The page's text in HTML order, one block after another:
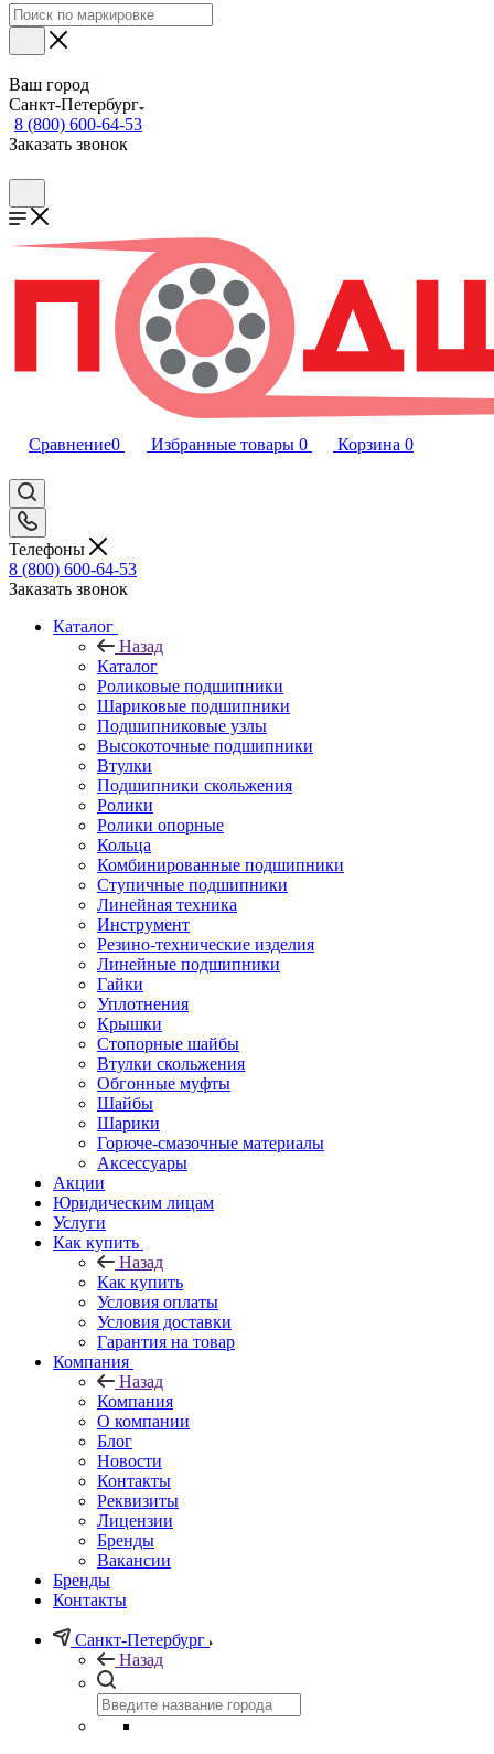
Ваш город
Санкт-Петербург
8 (800) 600-64-53
Заказать звонок
Сравнение0 Избранные товары 0 Корзина 0
Телефоны
8 (800) 600-64-53
Заказать звонок
Каталог
Назад
Каталог
Роликовые подшипники
Шариковые подшипники
Подшипниковые узлы
Высокоточные подшипники
Втулки
Подшипники скольжения
Ролики
Ролики опорные
Кольца
Комбинированные подшипники
Ступичные подшипники
Линейная техника
Инструмент
Резино-технические изделия
Линейные подшипники
Гайки
Уплотнения
Крышки
Стопорные шайбы
Втулки скольжения
Обгонные муфты
Шайбы
Шарики
Горюче-смазочные материалы
Аксессуары
Акции
Юридическим лицам
Услуги
Как купить
Назад
Как купить
Условия оплаты
Условия доставки
Гарантия на товар
Компания
Назад
Компания
О компании
Блог
Новости
Контакты
Реквизиты
Лицензии
Бренды
Вакансии
Бренды
Контакты
Санкт-Петербург
Назад